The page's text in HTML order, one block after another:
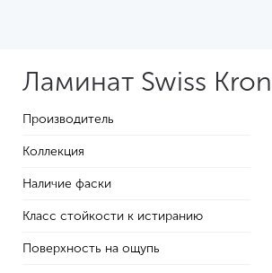
Ламинат Swiss
Производитель
Коллекция
Наличие фаски
Класс стойкости к истиранию
Поверхность на ощупь